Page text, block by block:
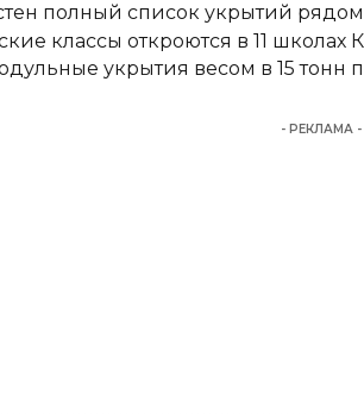
полный список укрытий
классы откроются в 11 школах
укрытия весом в 15 тонн
- РЕКЛАМА -